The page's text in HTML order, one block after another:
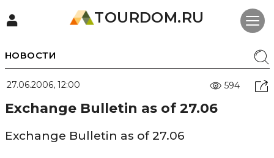
TOURDOM.RU
НОВОСТИ
27.06.2006, 12:00 594
Exchange Bulletin as of 27.06
Exchange Bulletin as of 27.06